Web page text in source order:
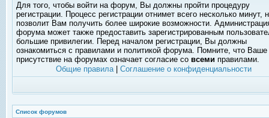
Для того, чтобы войти на форум, Вы должны пройти процедуру
регистрации. Процесс регистрации отнимет всего несколько минут,
позволит Вам получить более широкие возможности.
форума может также предоставить зарегистрированным
большие привилегии. Перед началом регистрации, Вы должны
ознакомиться с правилами и политикой форума. Помните, что Ваше
присутствие на форумах означает согласие со всеми правилами.
Общие правила| Соглашение о конфиденциальности
Список форумов